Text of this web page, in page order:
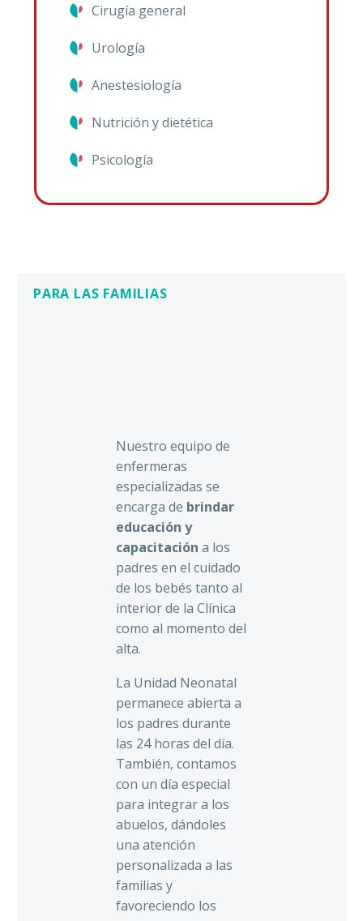
Cirugía general
Urología
Anestesiología
Nutrición y dietética
Psicología
PARA LAS FAMILIAS
Nuestro equipo de
enfermeras
especializadas se
encarga de brindar
educación y
capacitación a los
padres en el cuidado
de los bebés tanto al
interior de la Clínica
como al momento del
alta.
La Unidad Neonatal
permanece abierta a
los padres durante
las 24 horas del día.
También, contamos
con un día especial
para integrar a los
abuelos, dándoles
una atención
personalizada a las
familias y
favoreciendo los